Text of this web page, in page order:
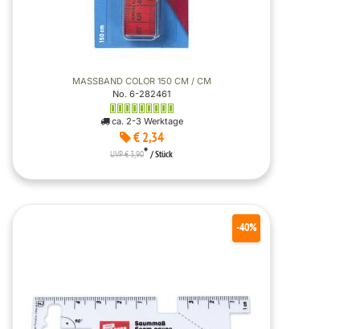
MASSBAND COLOR 150 CM / CM
No. 6-282461
ca. 2-3 Werktage
€ 2,34
UVP € 3,90* / Stück
-40%